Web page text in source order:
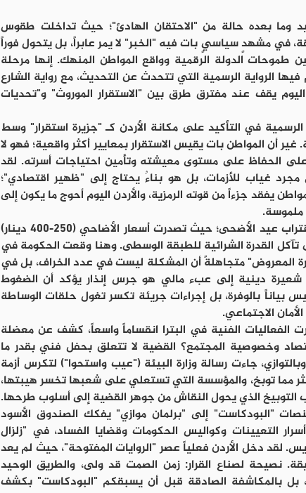
وما بعده حالة من "الاحتقان الهادئ"؛ حيث تداخلت طقوس
في مشهدٍ سياسيٍ بات فيه "الخبر" لا يمر عابراً، بل يتحول فوراً
الدولة الرقمية وواقع المواطن المنهك. إنها مرحلة
فيها الرواية الرسمية التي تتحدث عن التحديث، مع رواية الشارع
يقف عند مفترق طرق بين "الاستقرار الموروث" و"تحديات
في التأكيد على مكانة الأردن كـ "جزيرة استقرار" وسط
أن المواطن بات يقيس الاستقرار بمعايير أكثر واقعية؛ فهو لا
الحفاظ على مستوى معيشته وتأمين احتياجات أسرته. لقد
مجرد غياب للأزمات، بل هو بناءٌ يحتاج إلى "ظهير اقتصادي"؛
يفقد جزءاً من قوته الرمزية، والأردن اليوم أحوج ما يكون إلى
ملموسة.
هذا التحدي الاقتصادي تجسد بوضوح مع اقتراب عيد الأضحى؛ حيث تصدرت أسعار الأضاحي (250-400 دينار)
القدرة الشرائية للطبقة الوسطى. وهنا وقعت الحكومة في
المعروض" متجاهلةً أن المشكلة ليست في عدد الخراف، بل في
شعيرة دينية إلى عبء مالي هو جرس إنذار يؤكد أن الضغوط
بياناً بالوفرة، بل إجراءات جريئة تكسر تغول حلقات الوساطة
الاجتماعي.
الفعاليات الفنية في البترا انقساماً واسعاً، كشف عن معضلة
وخصوصية المجتمع؟ القضية لا تتعلق بحفل فني بقدر ما
جاءت رسالة وزارة البيئة ("عيب واستحوا") لتكرس أزمة
مما توبخ، والمؤسسة التي تستعلي على شعبها تخسر هيبتها،
التوبيخ الذي يحول النقاش من جوهر القضية إلى أسلوب طرحها.
"البودكاست" إلى "برلمان موازي" يفكك الصندوق الأسود
التعيينات وكواليس الحكومات وقضايا الفساد، في "زلزال
لقد دخل الأردن فعلياً عصر "الروايات المفتوحة"، حيث لم يعد
نصيحة لصناع القرار: زمن الصمت قد ولى، والطريق الوحيد
بل بالمكاشفة الصادقة قبل أن يسبقكم "البودكاست" بكشف